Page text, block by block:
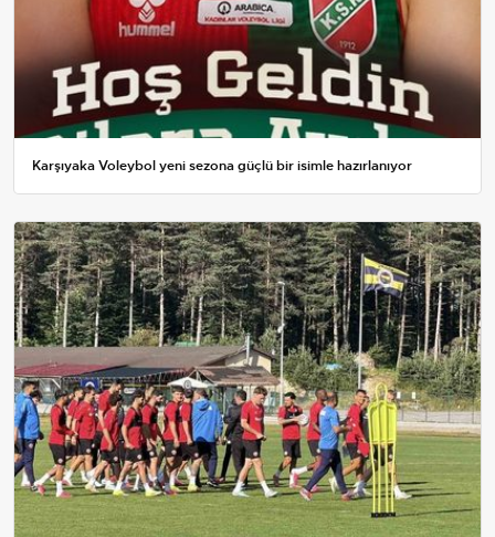
Karşıyaka Voleybol yeni sezona güçlü bir isimle hazırlanıyor